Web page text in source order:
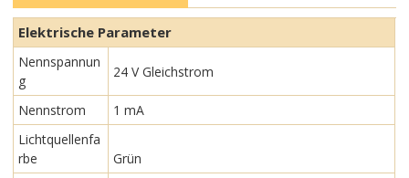
Elektrische Parameter
Nennspannun
g
24 V Gleichstrom
Nennstrom
1 mA
Lichtquellenfa
rbe
Grün